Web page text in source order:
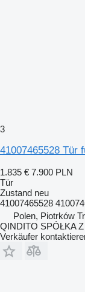
3
41007465528 Tür
1.835 € 7.900 PLN
Tür
Zustand neu
41007465528
Polen, Piotrków
QINDITO SPÓŁKA
Verkäufer